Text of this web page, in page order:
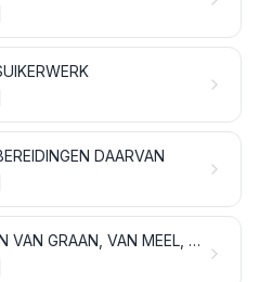
DAARVAN
BEREIDINGEN VAN GRAAN, VAN MEEL, VAN ZETMEEL OF VAN MELK; GEBAK